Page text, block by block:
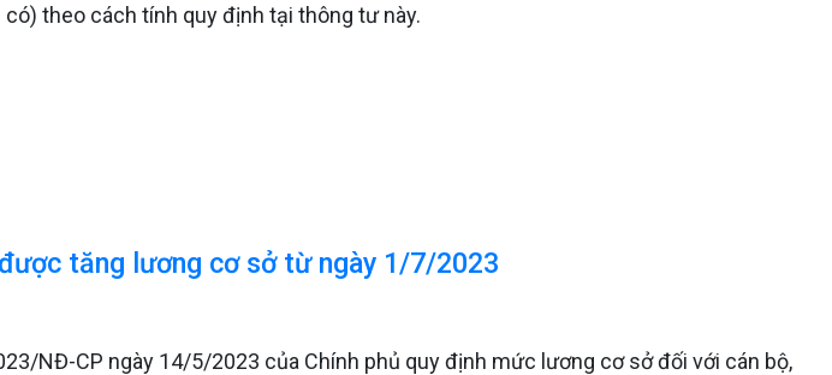
theo cách tính quy định tại thông tư này.
tăng lương cơ sở từ ngày 1/7/2023
NĐ-CP ngày 14/5/2023 của Chính phủ quy định mức lương cơ sở đối với cán bộ,